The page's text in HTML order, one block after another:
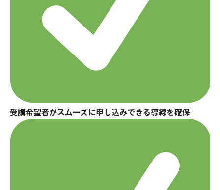
受講希望者がスムーズに申し込みできる導線を確保